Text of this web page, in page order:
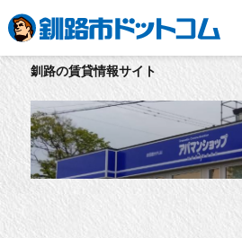
釧路の賃貸情報サイト